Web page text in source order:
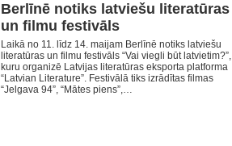
Berlīnē notiks latviešu literatūras
un filmu festivāls
Laikā no 11. līdz 14. maijam Berlīnē notiks latviešu
literatūras un filmu festivāls “Vai viegli būt latvietim?”,
kuru organizē Latvijas literatūras eksporta platforma
“Latvian Literature”. Festivālā tiks izrādītas filmas
“Jelgava 94”, “Mātes piens”,…